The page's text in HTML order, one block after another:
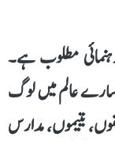
مطلوب ہے۔
عالم میں لوگ
یتیموں، مدارس